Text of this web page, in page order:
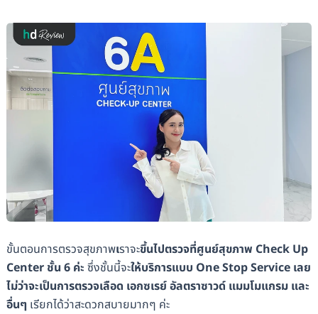
ขั้นตอนการตรวจสุขภาพเราจะขึ้นไปตรวจที่ศูนย์สุขภาพ Check Up
Center ชั้น 6 ค่ะ ซึ่งชั้นนี้จะให้บริการแบบ One Stop Service เลย
ไม่ว่าจะเป็นการตรวจเลือด เอกซเรย์ อัลตราซาวด์ แมมโมแกรม และ
อื่นๆ เรียกได้ว่าสะดวกสบายมากๆ ค่ะ